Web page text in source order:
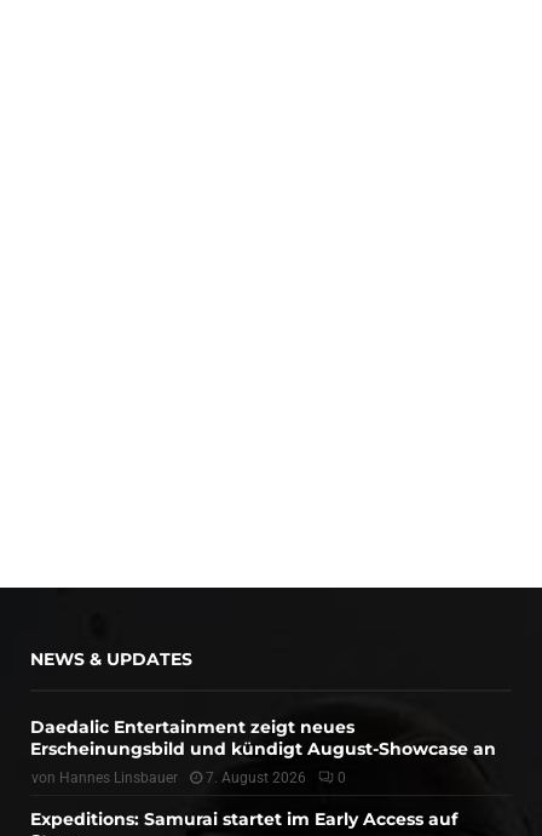
NEWS & UPDATES
Daedalic Entertainment zeigt neues
Erscheinungsbild und kündigt August-Showcase an
von Hannes Linsbauer 7. August 2026 0
Expeditions: Samurai startet im Early Access auf